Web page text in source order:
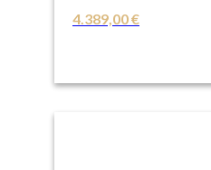
4.389,00€